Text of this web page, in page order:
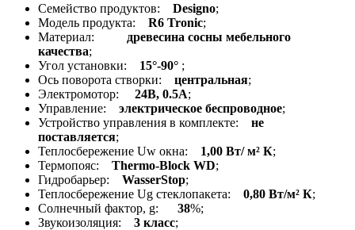
Семейство продуктов: Designo;
Модель продукта: R6 Tronic;
Материал:
древесина сосны мебельного
качества;
Угол установки: 15°-90° ;
Ось поворота створки: центральная;
Электромотор: 24В, 0.5А;
Управление: электрическое беспроводное;
Устройство управления в комплекте: не
поставляется;
Теплосбережение Uw окна: 1,00 Вт/ м² К;
Термопояс: Thermo-Block WD;
Гидробарьер: WasserStop;
Теплосбережение Ug стеклопакета:
0,80 Вт/м² К;
Солнечный фактор, g:
38%;
Звукоизоляция:
3 класс;